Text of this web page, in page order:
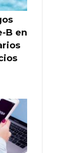
B en